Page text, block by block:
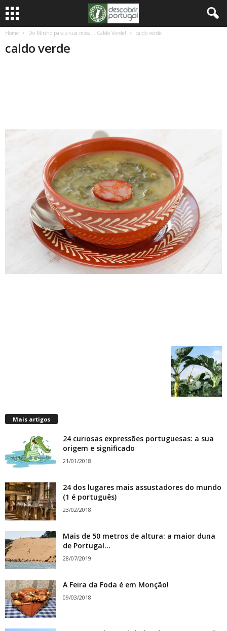
Home Do Minho para a sua mesa… Caldo Verde! caldo verde
caldo verde
Mais artigos
24 curiosas expressões portuguesas: a sua
origem e significado
21/01/2018
24 dos lugares mais assustadores do mundo
(1 é português)
23/02/2018
Mais de 50 metros de altura: a maior duna
de Portugal...
28/07/2019
A Feira da Foda é em Monção!
09/03/2018